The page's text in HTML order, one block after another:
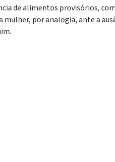
de alimentos provisórios,
por analogia, ante a